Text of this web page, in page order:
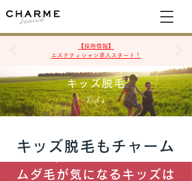
【採用情報】
エステティシャン求人スタート！
キッズ脱毛
Kid's
キッズ脱毛もチャーム
ムダ毛が気になるキッズは